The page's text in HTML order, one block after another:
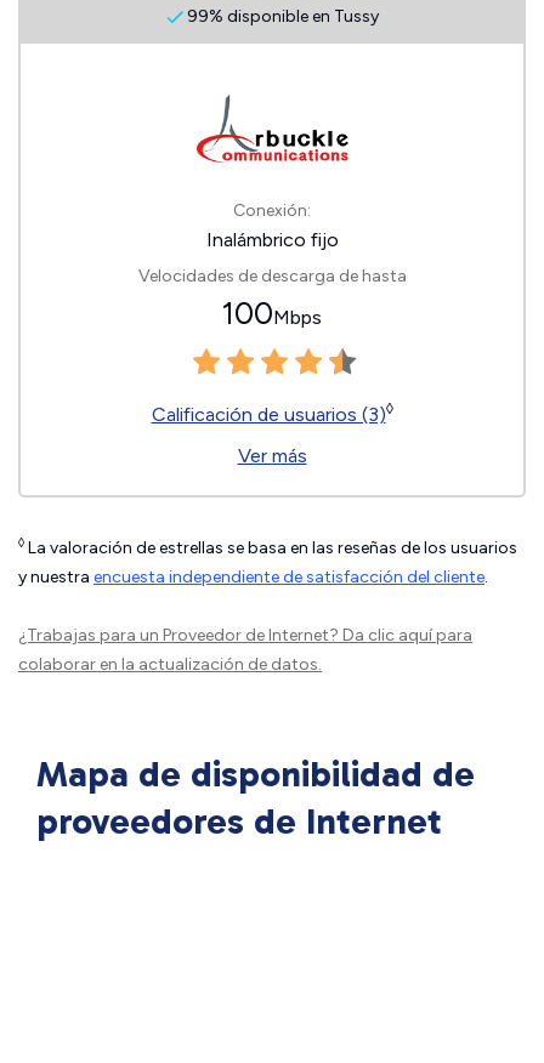
99% disponible en Tussy
Conexión:
Inalámbrico fijo
Velocidades de descarga de hasta
100Mbps
Calificación de usuarios (3)◊
Ver más
◊ La valoración de estrellas se basa en las reseñas de los usuarios
y nuestra encuesta independiente de satisfacción del cliente.
¿Trabajas para un Proveedor de Internet? Da clic aquípara
colaborar en la actualización de datos.
Mapa de disponibilidad de
proveedores de Internet